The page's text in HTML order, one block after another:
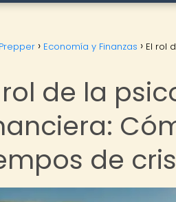
Economía y Finanzas
El rol
rol de la
de